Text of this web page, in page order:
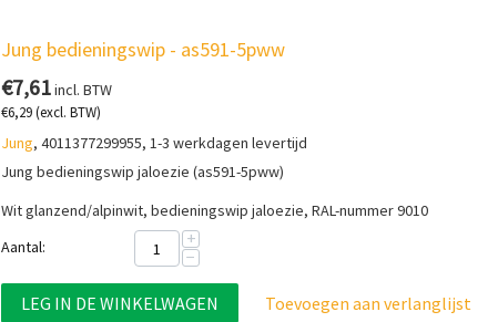
Jung bedieningswip - as591-5pww
€7,61incl. BTW
€6,29(excl. BTW)
Jung, 4011377299955, 1-3 werkdagen levertijd
Jung bedieningswip jaloezie (as591-5pww)
Wit glanzend/alpinwit, bedieningswip jaloezie, RAL-nummer 9010
Aantal:
+
−
LEG IN DE WINKELWAGEN Toevoegen aan verlanglijst